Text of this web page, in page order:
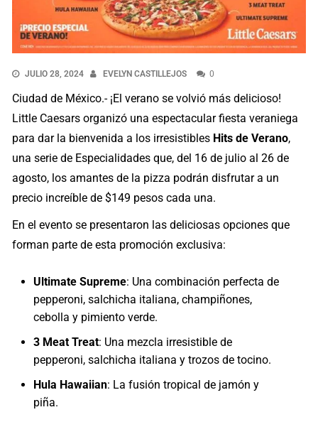
JULIO 28, 2024 EVELYN CASTILLEJOS 0
Ciudad de México.- ¡El verano se volvió más delicioso!
Little Caesars organizó una espectacular fiesta veraniega
para dar la bienvenida a los irresistibles Hits de Verano,
una serie de Especialidades que, del 16 de julio al 26 de
agosto, los amantes de la pizza podrán disfrutar a un
precio increíble de $149 pesos cada una.
En el evento se presentaron las deliciosas opciones que
forman parte de esta promoción exclusiva:
Ultimate Supreme: Una combinación perfecta de
pepperoni, salchicha italiana, champiñones,
cebolla y pimiento verde.
3 Meat Treat: Una mezcla irresistible de
pepperoni, salchicha italiana y trozos de tocino.
Hula Hawaiian: La fusión tropical de jamón y
piña.